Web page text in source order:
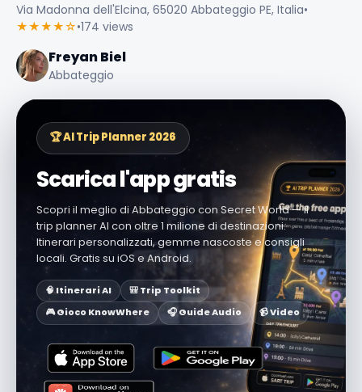
Via Madonna dell'Elcina, 65020 Abbateggio PE, Italia•
★★★★☆•174 views
Freyan Biel
Abbateggio
🏆 AI Trip Planner 2026
Scarica l'app gratis
Scopri il meglio di Abbateggio con Secret World — il
trip planner AI con oltre 1 milione di destinazioni.
Itinerari personalizzati, gemme nascoste e consigli
locali. Gratis su iOS e Android.
🧠 Itinerari AI
🎒 Trip Toolkit
🎮 Gioco KnowWhere
🎧 Guide Audio 📹 Video